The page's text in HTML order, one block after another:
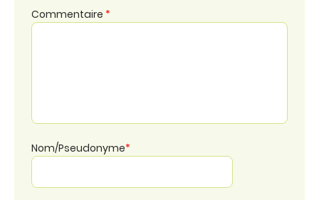
Commentaire *
Nom/Pseudonyme*